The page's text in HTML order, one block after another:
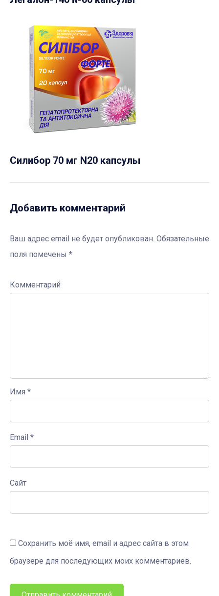
Силибор 70 мг N20 капсулы
Добавить комментарий
Ваш адрес email не будет опубликован. Обязательные
поля помечены *
Комментарий
Имя *
Email *
Сайт
Сохранить моё имя, email и адрес сайта в этом
браузере для последующих моих комментариев.